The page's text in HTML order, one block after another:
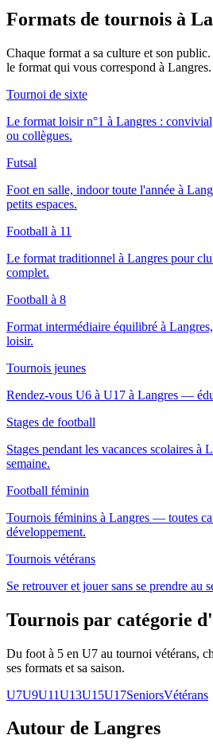
Formats de tournois à
Chaque format a sa culture et son
le format qui vous correspond à Langres.
Tournoi de sixte
Le format loisir n°1 à Langres :
ou collègues.
Futsal
Foot en salle, indoor toute l'année à
petits espaces.
Football à 11
Le format traditionnel à Langres pour
complet.
Football à 8
Format intermédiaire équilibré à
loisir.
Tournois jeunes
Rendez-vous U6 à U17 à Langres —
Stages de football
Stages pendant les vacances scolaires à
semaine.
Football féminin
Tournois féminins à Langres — toutes
développement.
Tournois vétérans
Se retrouver et jouer sans se prendre au
Tournois par catégorie
Du foot à 5 en U7 au tournoi vétérans,
ses formats et sa saison.
U7U9U11U13U15U17SeniorsVétérans
Autour de Langres